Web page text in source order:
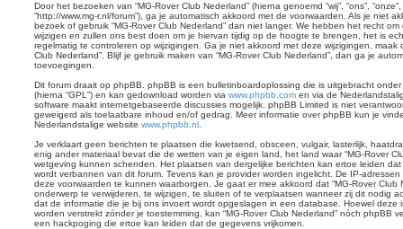
Door het bezoeken van “MG-Rover Club Nederland” (hierna genoemd “wij”, “ons”,
“http://www.mg-r.nl/forum”), ga je automatisch akkoord met de voorwaarden. Als je niet
bezoek of gebruik “MG-Rover Club Nederland” dan niet langer. We hebben het recht
wijzigen en zullen ons best doen om je hiervan tijdig op de hoogte te brengen, het is
regelmatig te controleren op wijzigingen. Ga je niet akkoord met deze wijzigingen, maak
Club Nederland”. Blijf je gebruik maken van “MG-Rover Club Nederland”, dan ga je
toevoegingen.
Dit forum draait op phpBB. phpBB is een bulletinboardoplossing die is uitgebracht onder
(hierna “GPL”) en kan gedownload worden via www.phpbb.com en via de
software maakt internetgebaseerde discussies mogelijk. phpBB Limited is niet
geweigerd als toelaatbare inhoud en/of gedrag. Meer informatie over phpBB kun je
Nederlandstalige website www.phpbb.nl
Je verklaart geen berichten te plaatsen die kwetsend, obsceen, vulgair, lasterlijk,
enig ander materiaal bevat die de wetten van je eigen land, het land waar “MG-Rover
wetgeving kunnen schenden. Het plaatsen van dergelijke berichten kan ertoe leiden
wordt verbannen van dit forum. Tevens kan je provider worden ingelicht. De IP-
deze voorwaarden te kunnen waarborgen. Je gaat er mee akkoord dat “MG-Rover Club
onderwerp te verwijderen, te wijzigen, te sluiten of te verplaatsen wanneer zij dit nodig
dat de informatie die je bij ons invoert wordt opgeslagen in een database. Hoewel deze
worden verstrekt zónder je toestemming, kan “MG-Rover Club Nederland” nóch phpBB
een hackpoging die ertoe kan leiden dat de gegevens vrijkomen.